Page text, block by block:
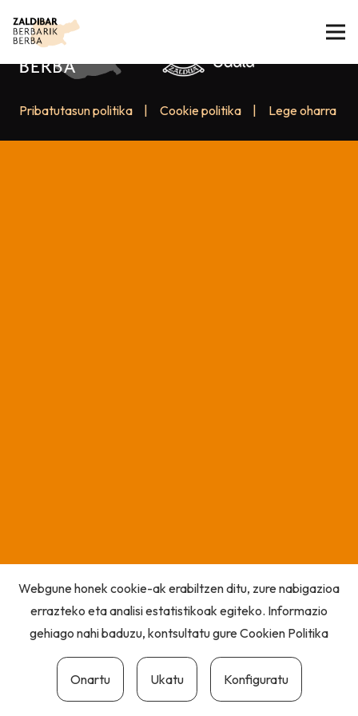
Pribatutasun politika Cookie politika Lege oharra
Webgune honek cookie-ak erabiltzen ditu, zure nabigazioa
errazteko eta analisi estatistikoak egiteko. Informazio
gehiago nahi baduzu, kontsultatu gureCookien Politika
Onartu Ukatu Konfiguratu